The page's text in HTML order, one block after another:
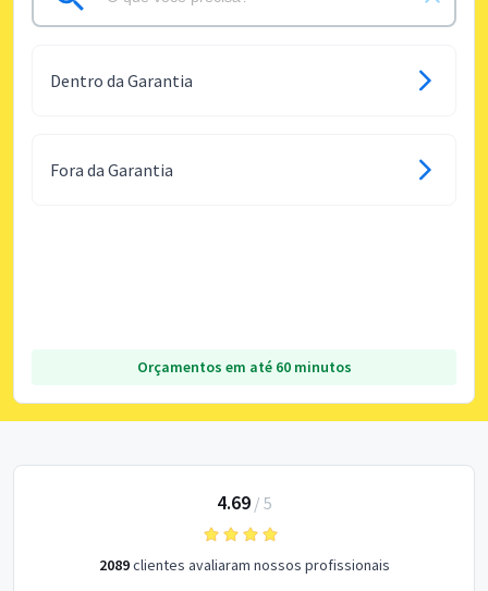
Dentro da Garantia
Fora da Garantia
Orçamentos em até 60 minutos
4.69/ 5
2089clientes avaliaram nossos profissionais